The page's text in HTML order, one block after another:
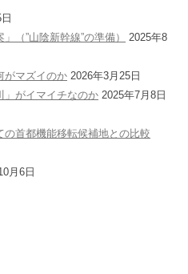
（”山陰新幹線”の準備）
2025年8
がマズイのか 2026年3月25日
」がイマイチなのか 2025年7月8日
首都機能移転候補地との比較
月6日